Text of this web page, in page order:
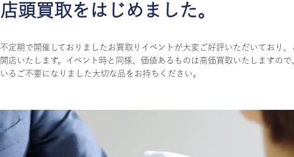
店頭買取をはじめました。
不定期で開催しておりましたお買取りイベントが大変ご好評いただいており、
開店いたします。イベント時と同様、価値あるものは高価買取いたしますので
いるご不要になりました大切な品をお持ちください。